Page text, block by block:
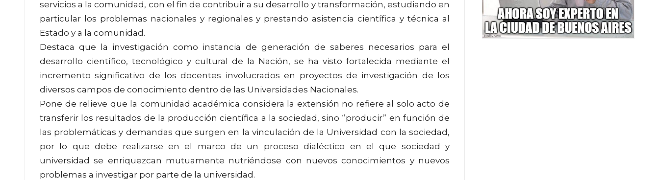
servicios a la comunidad, con el fin de contribuir a su desarrollo y transformación, estudiando en
particular los problemas nacionales y regionales y prestando asistencia científica y técnica al
Estado y a la comunidad.
Destaca que la investigación como instancia de generación de saberes necesarios para el
desarrollo científico, tecnológico y cultural de la Nación, se ha visto fortalecida mediante el
incremento significativo de los docentes involucrados en proyectos de investigación de los
diversos campos de conocimiento dentro de las Universidades Nacionales.
Pone de relieve que la comunidad académica considera la extensión no refiere al solo acto de
transferir los resultados de la producción científica a la sociedad, sino “producir” en función de
las problemáticas y demandas que surgen en la vinculación de la Universidad con la sociedad,
por lo que debe realizarse en el marco de un proceso dialéctico en el que sociedad y
universidad se enriquezcan mutuamente nutriéndose con nuevos conocimientos y nuevos
problemas a investigar por parte de la universidad.